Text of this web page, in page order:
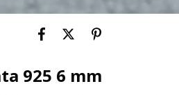
925 6 mm